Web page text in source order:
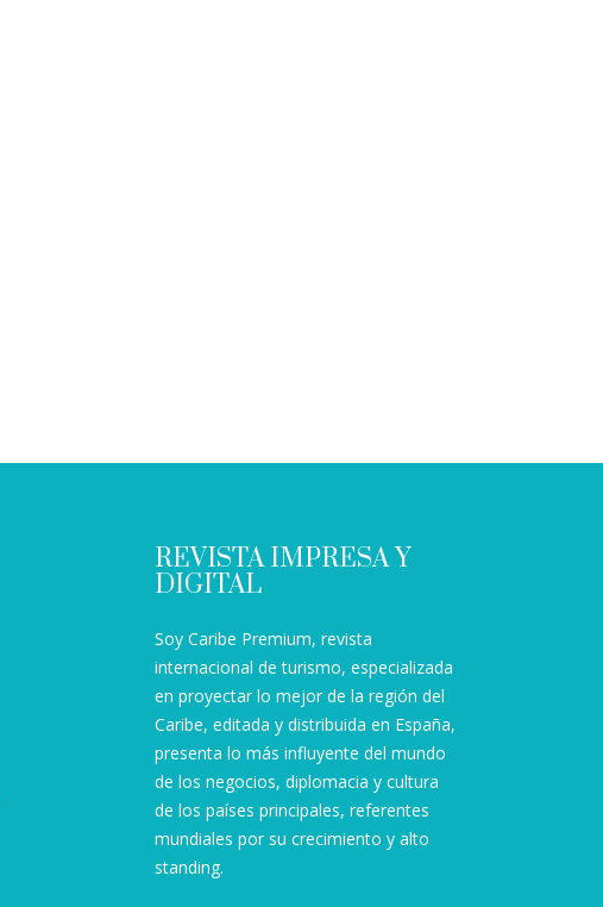
REVISTA IMPRESA Y
DIGITAL
Soy Caribe Premium, revista
internacional de turismo, especializada
en proyectar lo mejor de la región del
Caribe, editada y distribuida en España,
presenta lo más influyente del mundo
de los negocios, diplomacia y cultura
de los países principales, referentes
mundiales por su crecimiento y alto
standing.